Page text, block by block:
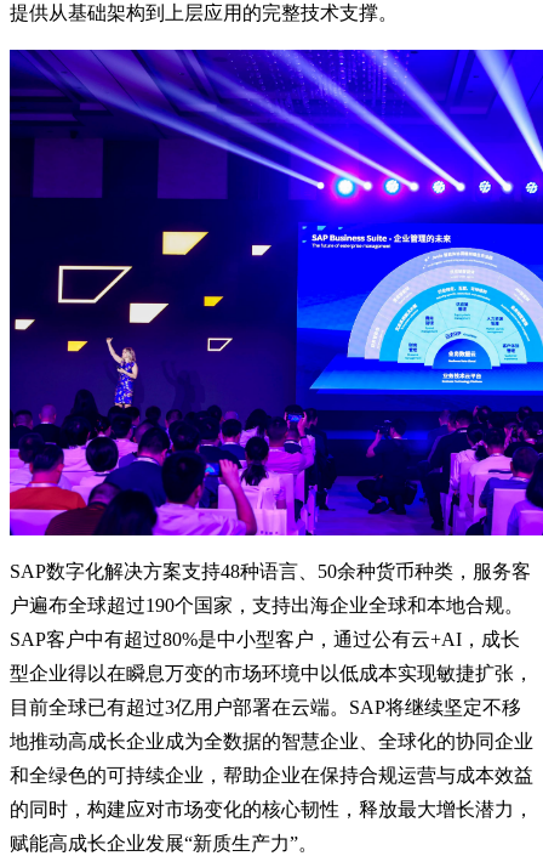
提供从基础架构到上层应用的完整技术支撑。
SAP数字化解决方案支持48种语言、50余种货币种类，服务客
户遍布全球超过190个国家，支持出海企业全球和本地合规。
SAP客户中有超过80%是中小型客户，通过公有云+AI，成长
型企业得以在瞬息万变的市场环境中以低成本实现敏捷扩张，
目前全球已有超过3亿用户部署在云端。SAP将继续坚定不移
地推动高成长企业成为全数据的智慧企业、全球化的协同企业
和全绿色的可持续企业，帮助企业在保持合规运营与成本效益
的同时，构建应对市场变化的核心韧性，释放最大增长潜力，
赋能高成长企业发展“新质生产力”。